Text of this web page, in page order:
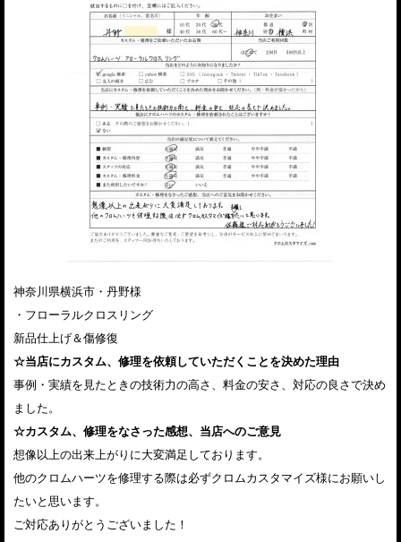
神奈川県横浜市・丹野様
・フローラルクロスリング
新品仕上げ＆傷修復
☆当店にカスタム、修理を依頼していただくことを決めた理由
事例・実績を見たときの技術力の高さ、料金の安さ、対応の良さで決め
ました。
☆カスタム、修理をなさった感想、当店へのご意見
想像以上の出来上がりに大変満足しております。
他のクロムハーツを修理する際は必ずクロムカスタマイズ様にお願いし
たいと思います。
ご対応ありがとうございました！